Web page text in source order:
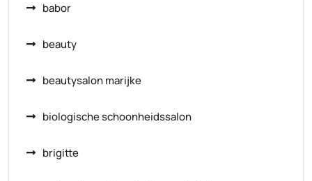
babor
beauty
beautysalon marijke
biologische schoonheidssalon
brigitte